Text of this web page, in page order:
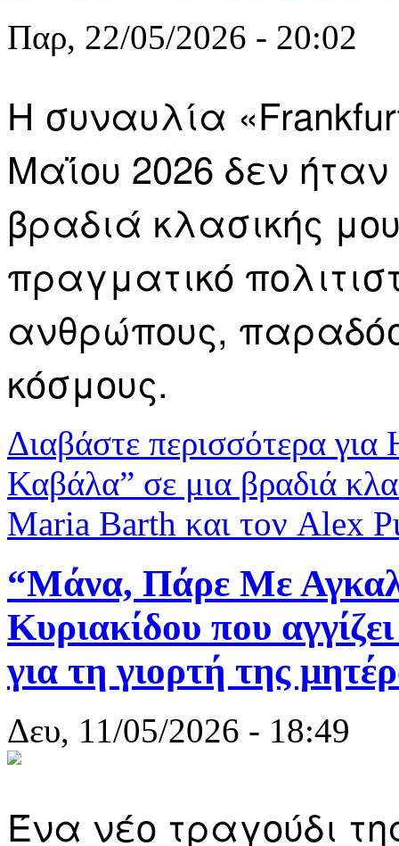
Παρ, 22/05/2026 - 20:02
Η συναυλία
Μαΐου 2026 δεν
βραδιά κλασικής
πραγματικό
ανθρώπους,
κόσμους.
Διαβάστε περισσότερα για
Καβάλα” σε μια βραδιά
Maria Barth και τον Alex
“Μάνα, Πάρε Με
Κυριακίδου που
για τη γιορτή της
Δευ, 11/05/2026 - 18:49
Ένα νέο τραγούδι